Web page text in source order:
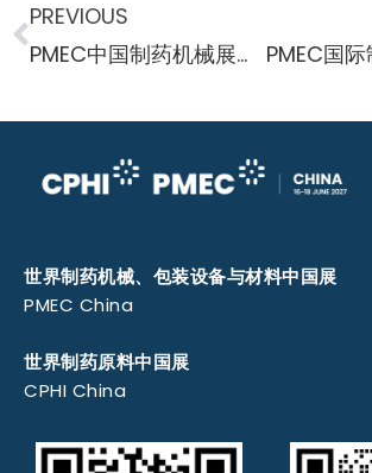
PREVIOUS
PMEC中国制药机械展快讯 药明生物实现规模化生产
世界制药机械、包装设备与材料中国展
PMEC China
世界制药原料中国展
CPHI China